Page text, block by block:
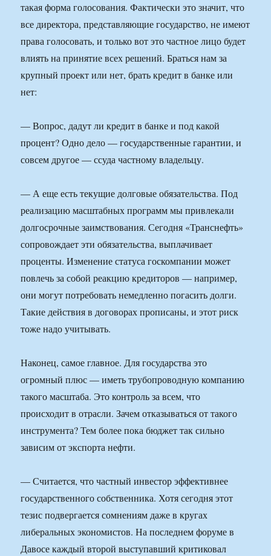
такая форма голосования. Фактически это значит, что
все директора, представляющие государство, не имеют
права голосовать, и только вот это частное лицо будет
влиять на принятие всех решений. Браться нам за
крупный проект или нет, брать кредит в банке или
нет:
— Вопрос, дадут ли кредит в банке и под какой
процент? Одно дело — государственные гарантии, и
совсем другое — ссуда частному владельцу.
— А еще есть текущие долговые обязательства. Под
реализацию масштабных программ мы привлекали
долгосрочные заимствования. Сегодня «Транснефть»
сопровождает эти обязательства, выплачивает
проценты. Изменение статуса госкомпании может
повлечь за собой реакцию кредиторов — например,
они могут потребовать немедленно погасить долги.
Такие действия в договорах прописаны, и этот риск
тоже надо учитывать.
Наконец, самое главное. Для государства это
огромный плюс — иметь трубопроводную компанию
такого масштаба. Это контроль за всем, что
происходит в отрасли. Зачем отказываться от такого
инструмента? Тем более пока бюджет так сильно
зависим от экспорта нефти.
— Считается, что частный инвестор эффективнее
государственного собственника. Хотя сегодня этот
тезис подвергается сомнениям даже в кругах
либеральных экономистов. На последнем форуме в
Давосе каждый второй выступавший критиковал